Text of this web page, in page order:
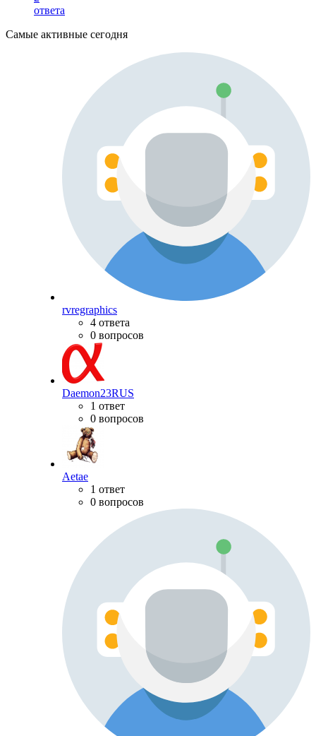
ответа
Самые активные сегодня
rvregraphics
4 ответа
0 вопросов
Daemon23RUS
1 ответ
0 вопросов
Aetae
1 ответ
0 вопросов